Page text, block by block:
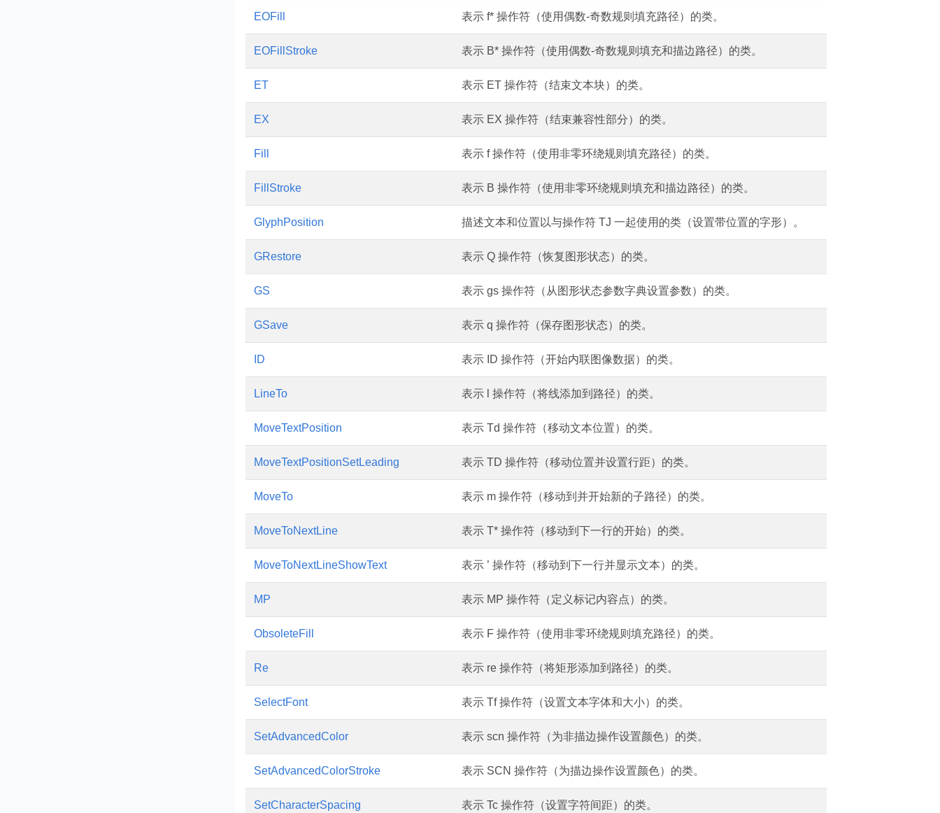
EOFill 表示 f* 操作符（使用偶数-奇数规则填充路径）的类。
EOFillStroke 表示 B* 操作符（使用偶数-奇数规则填充和描边路径）的类。
ET 表示 ET 操作符（结束文本块）的类。
EX 表示 EX 操作符（结束兼容性部分）的类。
Fill 表示 f 操作符（使用非零环绕规则填充路径）的类。
FillStroke 表示 B 操作符（使用非零环绕规则填充和描边路径）的类。
GlyphPosition 描述文本和位置以与操作符 TJ 一起使用的类（设置带位置的字形）。
GRestore 表示 Q 操作符（恢复图形状态）的类。
GS 表示 gs 操作符（从图形状态参数字典设置参数）的类。
GSave 表示 q 操作符（保存图形状态）的类。
ID 表示 ID 操作符（开始内联图像数据）的类。
LineTo 表示 l 操作符（将线添加到路径）的类。
MoveTextPosition 表示 Td 操作符（移动文本位置）的类。
MoveTextPositionSetLeading 表示 TD 操作符（移动位置并设置行距）的类。
MoveTo 表示 m 操作符（移动到并开始新的子路径）的类。
MoveToNextLine 表示 T* 操作符（移动到下一行的开始）的类。
MoveToNextLineShowText 表示 ’ 操作符（移动到下一行并显示文本）的类。
MP 表示 MP 操作符（定义标记内容点）的类。
ObsoleteFill 表示 F 操作符（使用非零环绕规则填充路径）的类。
Re 表示 re 操作符（将矩形添加到路径）的类。
SelectFont 表示 Tf 操作符（设置文本字体和大小）的类。
SetAdvancedColor 表示 scn 操作符（为非描边操作设置颜色）的类。
SetAdvancedColorStroke 表示 SCN 操作符（为描边操作设置颜色）的类。
SetCharacterSpacing 表示 Tc 操作符（设置字符间距）的类。